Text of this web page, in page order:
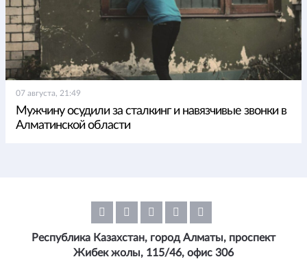
07 августа, 21:49
Мужчину осудили за сталкинг и навязчивые звонки в
Алматинской области
Республика Казахстан, город Алматы, проспект
Жибек жолы, 115/46, офис 306